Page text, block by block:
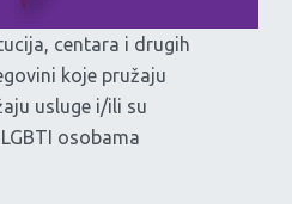
centara i drugih
koje pružaju
usluge i/ili su
osobama